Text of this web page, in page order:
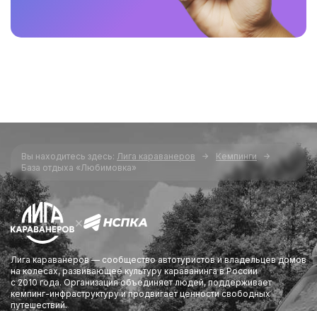
Вы находитесь здесь: Лига караванеров
Кемпинги
База отдыха «Любимовка»
×
Лига караванеров — сообщество автотуристов и владельцев домов
на колесах, развивающее культуру караванинга в России
с 2010 года. Организация объединяет людей, поддерживает
кемпинг-инфраструктуру и продвигает ценности свободных
путешествий.